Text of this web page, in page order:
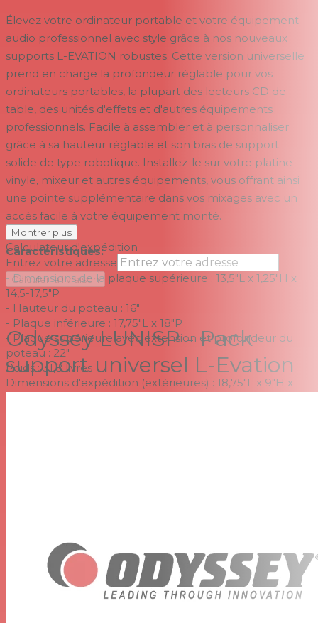
Élevez votre ordinateur portable et votre équipement
audio professionnel avec style grâce à nos nouveaux
supports L-EVATION robustes. Cette version universelle
prend en charge la profondeur réglable pour vos
ordinateurs portables, la plupart des lecteurs CD de
table, des unités d'effets et d'autres équipements
professionnels. Facile à assembler et à personnaliser
grâce à sa hauteur réglable et son bras de support
solide de type robotique. Installez-le sur votre platine
vinyle, mixeur et autres équipements, vous offrant ainsi
une pointe supplémentaire dans vos mixages avec un
accès facile à votre équipement monté.
Caractéristiques:
- Dimensions de la plaque supérieure : 13,5"L x 1,25"H x
14,5-17,5"P
- Hauteur du poteau : 16"
- Plaque inférieure : 17,75"L x 18"P
- Plaque supérieure avec extension et profondeur du
poteau : 22"
Poids : 31,8 livres
Dimensions d'expédition (extérieures) : 18,75"L x 9"H x
Montrer plus
Calculateur d'expédition
Entrez votre adresse
Calculer la livraison
→
--
Odyssey LUNISP - Pack
support universel L-Evation